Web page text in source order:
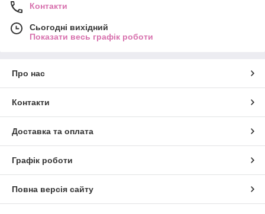
Контакти
Сьогодні вихідний
Показати весь графік роботи
Про нас
Контакти
Доставка та оплата
Графік роботи
Повна версія сайту